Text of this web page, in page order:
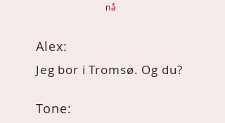
nå
Alex:
Jeg bor i Tromsø. Og du?
Tone: